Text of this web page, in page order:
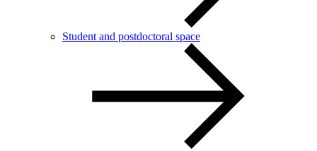
Student and postdoctoral space